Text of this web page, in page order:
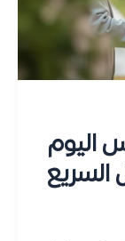
اليوم
السريع